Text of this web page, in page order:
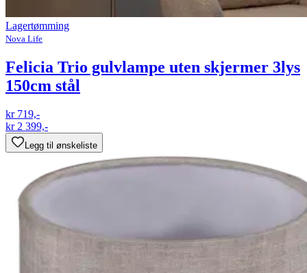
Lagertømming
Nova Life
Felicia Trio gulvlampe uten skjermer 3lys
150cm stål
kr 719,-
kr 2 399,-
Legg til ønskeliste